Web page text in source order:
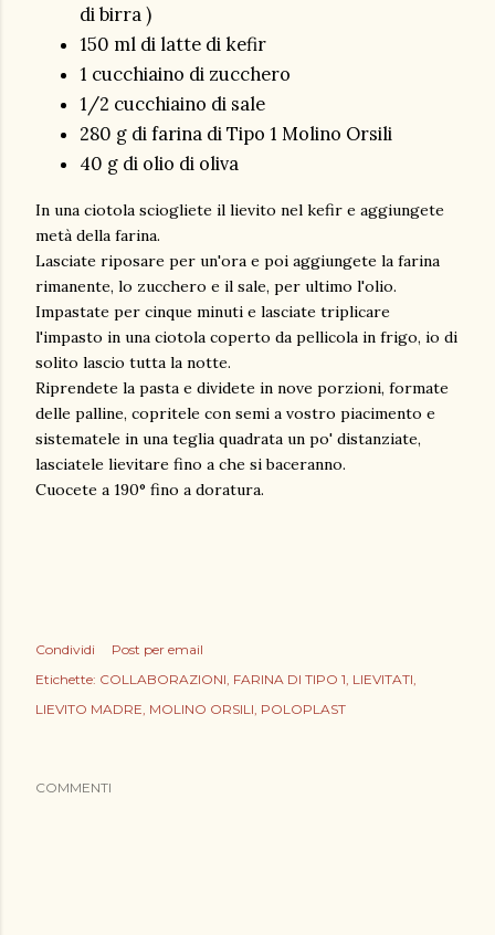
di birra )
150 ml di latte di kefir
1 cucchiaino di zucchero
1/2 cucchiaino di sale
280 g di farina di Tipo 1 Molino Orsili
40 g di olio di oliva
In una ciotola sciogliete il lievito nel kefir e aggiungete
metà della farina.
Lasciate riposare per un'ora e poi aggiungete la farina
rimanente, lo zucchero e il sale, per ultimo l'olio.
Impastate per cinque minuti e lasciate triplicare
l'impasto in una ciotola coperto da pellicola in frigo, io di
solito lascio tutta la notte.
Riprendete la pasta e dividete in nove porzioni, formate
delle palline, copritele con semi a vostro piacimento e
sistematele in una teglia quadrata un po' distanziate,
lasciatele lievitare fino a che si baceranno.
Cuocete a 190° fino a doratura.
Condividi
Post per email
Etichette: COLLABORAZIONI FARINA DI TIPO 1 LIEVITATI
LIEVITO MADRE MOLINO ORSILI POLOPLAST
COMMENTI